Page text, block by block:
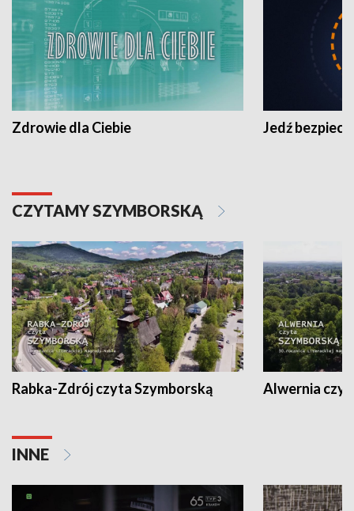
Zdrowie dla Ciebie Jedź
CZYTAMY SZYMBORSKĄ
Rabka-Zdrój czyta Szymborską Alwernia
INNE